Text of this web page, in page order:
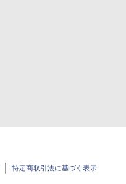
特定商取引法に基づく表示